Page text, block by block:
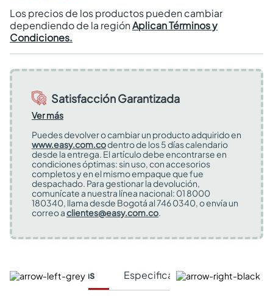
Los precios de los productos pueden cambiar
dependiendo de la regiónAplican Términos y
Condiciones.
Satisfacción Garantizada
Ver más
Puedes devolver o cambiar un producto adquirido en
www.easy.com.codentro de los 5 días calendario
desde la entrega. El artículo debe encontrarse en
condiciones óptimas: sin uso, con accesorios
completos y en el mismo empaque que fue
despachado. Para gestionar la devolución,
comunícate a nuestra línea nacional: 01 8000
180340, llama desde Bogotá al 746 0340, o envía un
correo aclientes@easy.com.co.
Características Especificaciones Técnicas